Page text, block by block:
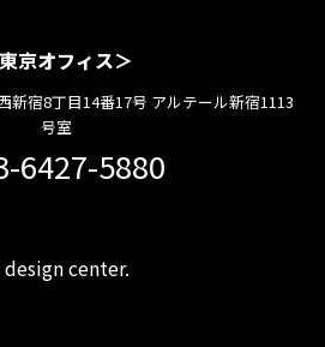
京オフィス＞
新宿8丁目14番17号 アルテール新宿1113
号室
6427-5880
center.